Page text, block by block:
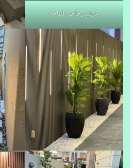
غرف زجاجية الباحة